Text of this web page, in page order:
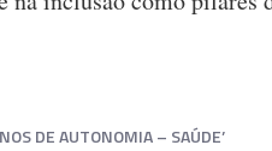
DE AUTONOMIA – SAÚDE’